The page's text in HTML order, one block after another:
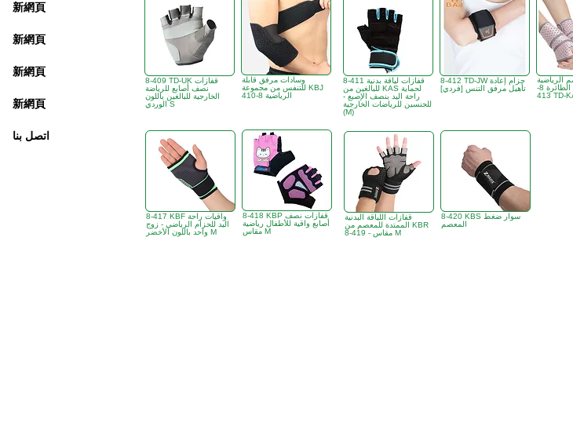
8-409 TD-UK قفازات
نصف أصابع للرياضة
الخارجية للبالغين باللون
الوردي S
وسادات مرفق قابلة
للتنفس من مجموعة KBJ
الرياضية 8-410
8-411 قفازات لياقة بدنية
للبالغين من KAS لحماية
راحة اليد بنصف الإصبع -
للجنسين للرياضات الخارجية
(M)
8-412 TD-JW حزام إعادة
تأهيل مرفق التنس [فردي]
الرياضية
المخصصة للكرة الطائرة 8-
413 TD-
8-417 KBF واقيات راحة
اليد للحزام الرياضي - زوج
واحد باللون الأخضر M
8-418 KBP قفازات نصف
أصابع واقية للأطفال رياضية
مقاس M
قفازات اللياقة البدنية
الممتدة للمعصم من KBR
8-419 - مقاس M
8-420 KBS سوار ضغط
المعصم
新網頁
新網頁
新網頁
新網頁
اتصل بنا